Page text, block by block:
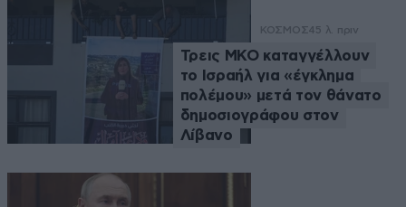
ΚΟΣΜΟΣ45 λ. πριν
Τρεις ΜΚΟ καταγγέλλουν
το Ισραήλ για «έγκλημα
πολέμου» μετά τον θάνατο
δημοσιογράφου στον
Λίβανο